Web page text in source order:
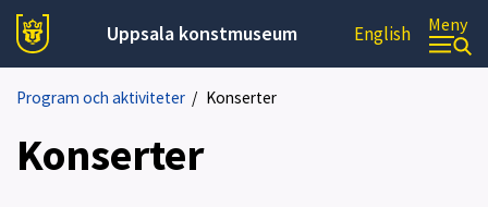
Uppsala konstmuseum English Meny
Program och aktiviteter / Konserter
Konserter